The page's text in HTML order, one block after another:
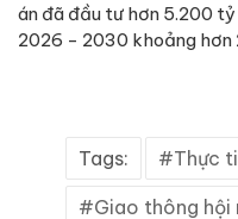
án đã đầu tư hơn 5.200
2026 - 2030 khoảng hơn
Tags: Thực
Giao thông hội